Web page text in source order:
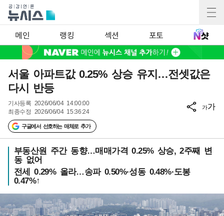
메인 랭킹 섹션 포토
서울 아파트값 0.25% 상승 유지…전셋값은
다시 반등
기사등록 2026/06/04 14:00:00
최종수정 2026/06/04 15:36:24
구글에서 선호하는 매체로 추가
가가
부동산원 주간 동향…매매가격 0.25% 상승, 2주째 변
동 없어
전세 0.29% 올라…송파 0.50%·성동 0.48%·도봉
0.47%↑